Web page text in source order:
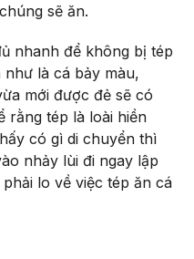
sẽ ăn.
nhanh để không bị tép
là cá bảy màu,
mới được đẻ sẽ có
rằng tép là loài hiền
có gì di chuyển thì
nhảy lùi đi ngay lập
lo về việc tép ăn cá